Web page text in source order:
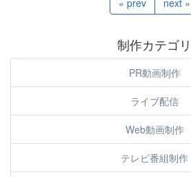
« prev next »
制作カテゴリ
PR動画制作
ライブ配信
Web動画制作
テレビ番組制作